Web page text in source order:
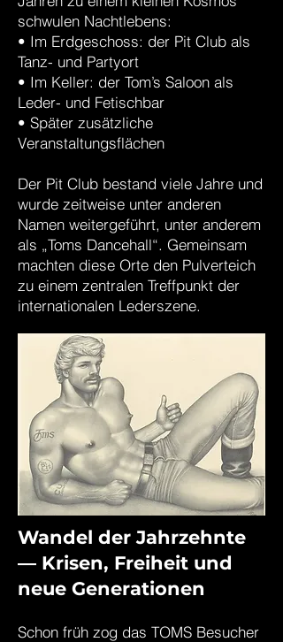
schwulen Nachtlebens:
• Im Erdgeschoss: der Pit Club als
Tanz- und Partyort
• Im Keller: der Tom’s Saloon als
Leder- und Fetischbar
• Später zusätzliche
Veranstaltungsflächen
Der Pit Club bestand viele Jahre und
wurde zeitweise unter anderen
Namen weitergeführt, unter anderem
als „Toms Dancehall“. Gemeinsam
machten diese Orte den Pulverteich
zu einem zentralen Treffpunkt der
internationalen Lederszene.
Wandel der Jahrzehnte
— Krisen, Freiheit und
neue Generationen
Schon früh zog das TOMS Besucher